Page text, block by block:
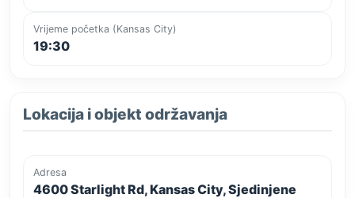
Vrijeme početka (Kansas City)
19:30
Lokacija i objekt održavanja
Adresa
4600 Starlight Rd, Kansas City, Sjedinjene